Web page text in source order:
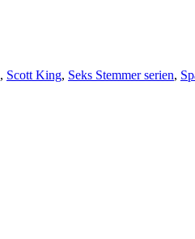
, Scott King, Seks Stemmer serien,